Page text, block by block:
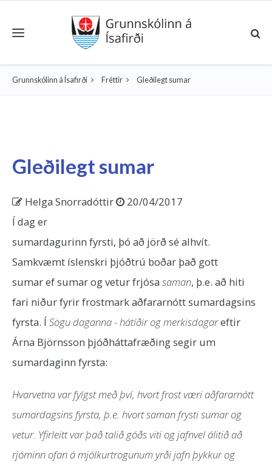
Toggle navigation
Grunnskólinn á Ísafirði Fréttir Gleðilegt sumar
Gleðilegt sumar
Helga Snorradóttir
20/04/2017
Í dag er
sumardagurinn fyrsti, þó að jörð sé alhvít.
Samkvæmt íslenskri þjóðtrú boðar það gott
sumar ef sumar og vetur frjósa saman, þ.e. að hiti
fari niður fyrir frostmark aðfararnótt sumardagsins
fyrsta. ÍSögu daganna - hátíðir og merkisdagareftir
Árna Björnsson þjóðháttafræðing segir um
sumardaginn fyrsta:
Hvarvetna var fylgst með því, hvort frost væri aðfararnótt
sumardagsins fyrsta, þ.e. hvort saman frysti sumar og
vetur. Yfirleitt var það talið góðs viti og jafnvel álitið að
rjóminn ofan á mjólkurtrogunum yrði jafn þykkur og